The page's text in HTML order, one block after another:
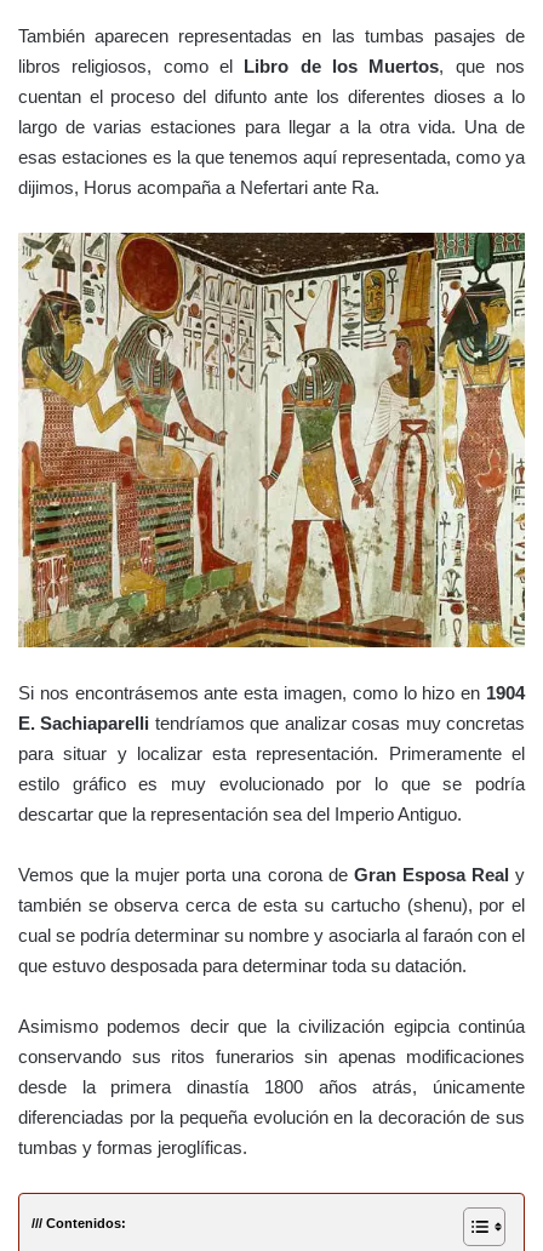
También aparecen representadas en las tumbas pasajes de
libros religiosos, como el Libro de los Muertos, que nos
cuentan el proceso del difunto ante los diferentes dioses a lo
largo de varias estaciones para llegar a la otra vida. Una de
esas estaciones es la que tenemos aquí representada, como ya
dijimos, Horus acompaña a Nefertari ante Ra.
Si nos encontrásemos ante esta imagen, como lo hizo en 1904
E. Sachiaparelli tendríamos que analizar cosas muy concretas
para situar y localizar esta representación. Primeramente el
estilo gráfico es muy evolucionado por lo que se podría
descartar que la representación sea del Imperio Antiguo.
Vemos que la mujer porta una corona de Gran Esposa Real y
también se observa cerca de esta su cartucho (shenu), por el
cual se podría determinar su nombre y asociarla al faraón con el
que estuvo desposada para determinar toda su datación.
Asimismo podemos decir que la civilización egipcia continúa
conservando sus ritos funerarios sin apenas modificaciones
desde la primera dinastía 1800 años atrás, únicamente
diferenciadas por la pequeña evolución en la decoración de sus
tumbas y formas jeroglíficas.
/// Contenidos: